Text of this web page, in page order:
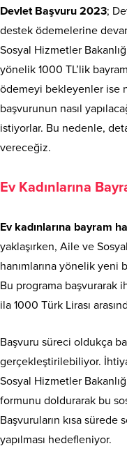
Devlet Başvuru 2023;
destek ödemelerine
Sosyal Hizmetler
yönelik 1000 TL’lik
ödemeyi bekleyenler ise
başvurunun nasıl
istiyorlar. Bu nedenle,
vereceğiz.
Ev Kadınlarına
Ev kadınlarına bayram
yaklaşırken, Aile ve
hanımlarına yönelik yeni
Bu programa başvurarak
ila 1000 Türk Lirası
Başvuru süreci oldukça
gerçekleştirilebiliyor.
Sosyal Hizmetler
formunu doldurarak bu
Başvuruların kısa sürede
yapılması hedefleniyor.